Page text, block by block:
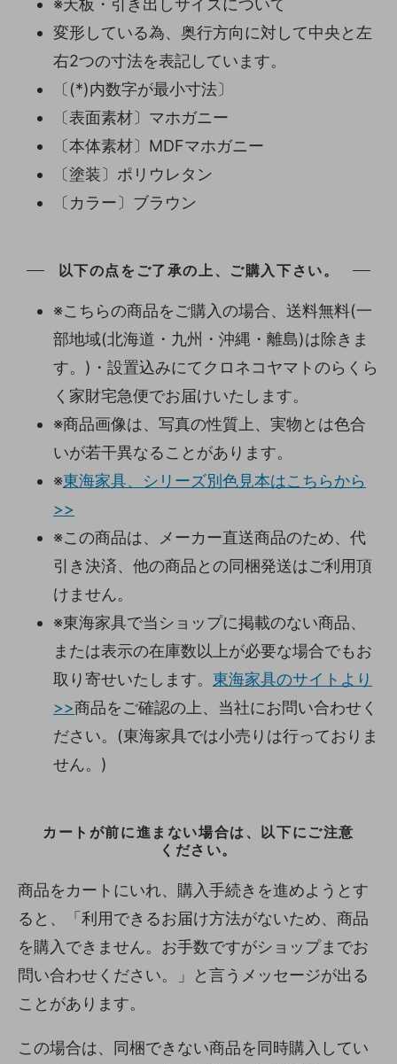
※天板・引き出しサイズについて
変形している為、奥行方向に対して中央と左
右2つの寸法を表記しています。
〔(*)内数字が最小寸法〕
〔表面素材〕マホガニー
〔本体素材〕MDFマホガニー
〔塗装〕ポリウレタン
〔カラー〕ブラウン
以下の点をご了承の上、ご購入下さい。
※こちらの商品をご購入の場合、送料無料(一
部地域(北海道・九州・沖縄・離島)は除きま
す。)・設置込みにてクロネコヤマトのらくら
く家財宅急便でお届けいたします。
※商品画像は、写真の性質上、実物とは色合
いが若干異なることがあります。
※東海家具、シリーズ別色見本はこちらから
>>
※この商品は、メーカー直送商品のため、代
引き決済、他の商品との同梱発送はご利用頂
けません。
※東海家具で当ショップに掲載のない商品、
または表示の在庫数以上が必要な場合でもお
取り寄せいたします。 東海家具のサイトより
>>商品をご確認の上、当社にお問い合わせく
ださい。(東海家具では小売りは行っておりま
せん。)
カートが前に進まない場合は、以下にご注意
ください。
商品をカートにいれ、購入手続きを進めようとす
ると、「利用できるお届け方法がないため、商品
を購入できません。お手数ですがショップまでお
問い合わせください。」と言うメッセージが出る
ことがあります。
この場合は、同梱できない商品を同時購入してい